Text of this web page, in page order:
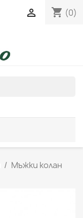
shopping_cart (0)

Мъжки колан